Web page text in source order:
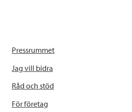
Pressrummet
Jag vill bidra
Råd och stöd
För företag